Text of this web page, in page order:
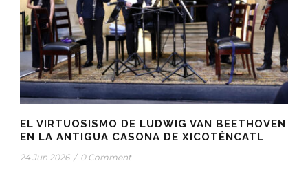
EL VIRTUOSISMO DE LUDWIG VAN BEETHOVEN
EN LA ANTIGUA CASONA DE XICOTÉNCATL
24 Jun 2026 / 0 Comment